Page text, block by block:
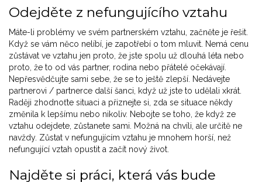
Odejděte z nefungujícího vztahu
Máte-li problémy ve svém partnerském vztahu, začněte je řešit.
Když se vám něco nelíbí, je zapotřebí o tom mluvit. Nemá cenu
zůstávat ve vztahu jen proto, že jste spolu už dlouhá léta nebo
proto, že to od vás partner, rodina nebo přátelé očekávají.
Nepřesvědčujte sami sebe, že se to ještě zlepší. Nedávejte
partnerovi / partnerce další šanci, když už jste to udělali xkrát.
Raději zhodnoťte situaci a přiznejte si, zda se situace někdy
změnila k lepšímu nebo nikoliv. Nebojte se toho, že když ze
vztahu odejdete, zůstanete sami. Možná na chvíli, ale určitě ne
navždy. Zůstat v nefungujícím vztahu je mnohem horší, než
nefungující vztah opustit a začít nový život.
Najděte si práci, která vás bude